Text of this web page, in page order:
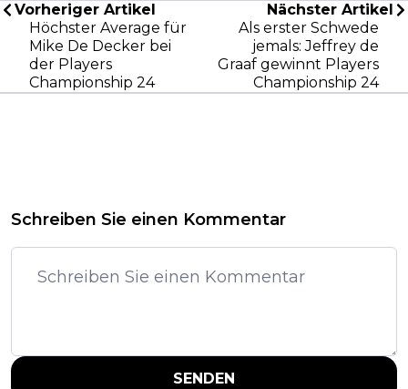
Vorheriger Artikel
Höchster Average für
Mike De Decker bei
der Players
Championship 24
Nächster Artikel
Als erster Schwede
jemals: Jeffrey de
Graaf gewinnt Players
Championship 24
Schreiben Sie einen Kommentar
SENDEN